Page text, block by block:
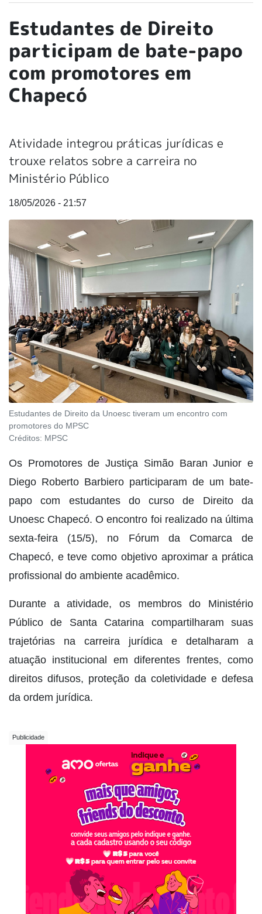
Estudantes de Direito
participam de bate-papo
com promotores em
Chapecó
Atividade integrou práticas jurídicas e
trouxe relatos sobre a carreira no
Ministério Público
18/05/2026 - 21:57
Estudantes de Direito da Unoesc tiveram um encontro com
promotores do MPSC
Créditos: MPSC
Os Promotores de Justiça Simão Baran Junior e
Diego Roberto Barbiero participaram de um bate-
papo com estudantes do curso de Direito da
Unoesc Chapecó. O encontro foi realizado na última
sexta-feira (15/5), no Fórum da Comarca de
Chapecó, e teve como objetivo aproximar a prática
profissional do ambiente acadêmico.
Durante a atividade, os membros do Ministério
Público de Santa Catarina compartilharam suas
trajetórias na carreira jurídica e detalharam a
atuação institucional em diferentes frentes, como
direitos difusos, proteção da coletividade e defesa
da ordem jurídica.